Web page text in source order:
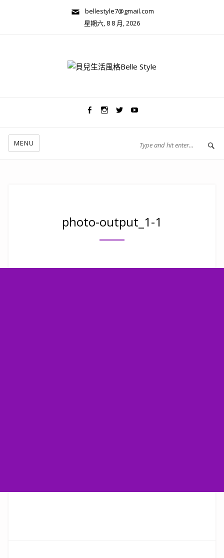
bellestyle7@gmail.com
星期六, 8 8 月, 2026
MENU
photo-output_1-1